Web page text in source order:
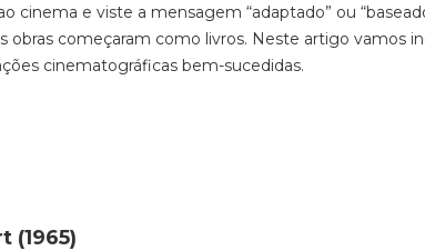
cinema e viste a mensagem “adaptado” ou
obras começaram como livros. Neste artigo vamos
cinematográficas bem-sucedidas.
(1965)